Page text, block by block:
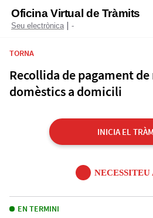
Oficina Virtual de Tràmits
Seu electrònica | -
TORNA
Recollida de pagament
domèstics a domicili
INICIA EL
NECESSITEU
EN TERMINI